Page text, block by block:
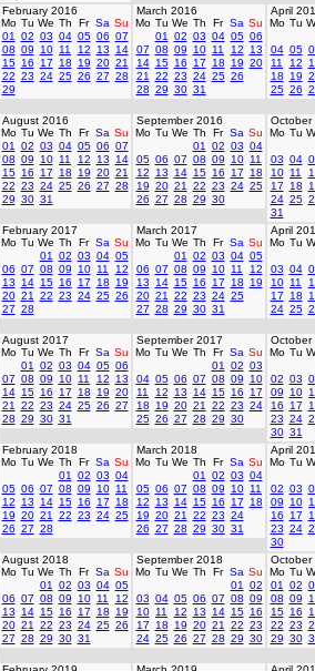
February 2016
Mo Tu We Th Fr Sa Su
01
02 03 04 05 06 07
08 09 10 11 12 13
14
15 16 17 18 19 20 21
22 23 24 25 26 27 28
29
March 2016
Mo Tu We Th Fr Sa Su
01
02 03 04 05 06
07 08 09 10 11 12
13
14 15 16 17 18 19 20
21
22 23 24 25 26
28 29 30 31
April
Mo Tu
04 05
11
12
18
19
25 26
August 2016
Mo Tu We Th Fr Sa Su
01
02 03 04 05 06 07
08 09 10 11 12 13
14
15 16 17 18 19 20 21
22 23 24 25 26 27 28
29 30 31
September 2016
Mo Tu We Th Fr Sa Su
01
02 03 04
05 06 07 08 09 10 11
12
13 14 15 16 17
18
19 20 21 22 23 24 25
26 27 28 29 30
October
Mo Tu
03 04
10 11
17
18
24 25
31
February 2017
Mo Tu We Th Fr Sa Su
01
02 03 04 05
06 07 08 09 10 11
12
13
14 15 16 17 18
19
20 21 22 23 24 25 26
27 28
March 2017
Mo Tu We Th Fr Sa Su
01
02 03 04 05
06 07 08 09 10 11
12
13
14 15 16 17 18
19
20 21 22 23 24 25
27 28 29 30 31
April
Mo Tu
03 04
10 11
17
18
24 25
August 2017
Mo Tu We Th Fr Sa Su
01
02 03 04 05 06
07 08 09 10 11 12
13
14 15 16 17 18 19 20
21
22 23 24 25 26 27
28 29 30 31
September 2017
Mo Tu We Th Fr Sa Su
01
02 03
04 05 06 07 08 09
10
11
12 13 14 15 16
17
18
19 20 21 22 23 24
25 26 27 28 29 30
October
Mo Tu
02 03
09
10
16
17
23 24
30 31
February 2018
Mo Tu We Th Fr Sa Su
01
02 03 04
05 06 07 08 09 10 11
12
13 14 15 16 17
18
19 20 21 22 23 24 25
26 27 28
March 2018
Mo Tu We Th Fr Sa Su
01
02 03 04
05 06 07 08 09 10 11
12
13 14 15 16 17
18
19 20 21 22 23 24
26 27 28 29 30 31
April
Mo Tu
02 03
09
10
16
17
23 24
30
August 2018
Mo Tu We Th Fr Sa Su
01
02 03 04 05
06 07 08 09 10 11
12
13
14 15 16 17 18
19
20 21 22 23 24 25 26
27 28 29 30 31
September 2018
Mo Tu We Th Fr Sa Su
01
02
03 04 05 06 07 08 09
10 11 12 13 14 15 16
17
18 19 20 21 22 23
24 25 26 27 28 29 30
October
Mo Tu
01
02
08 09
15 16
22 23
29 30